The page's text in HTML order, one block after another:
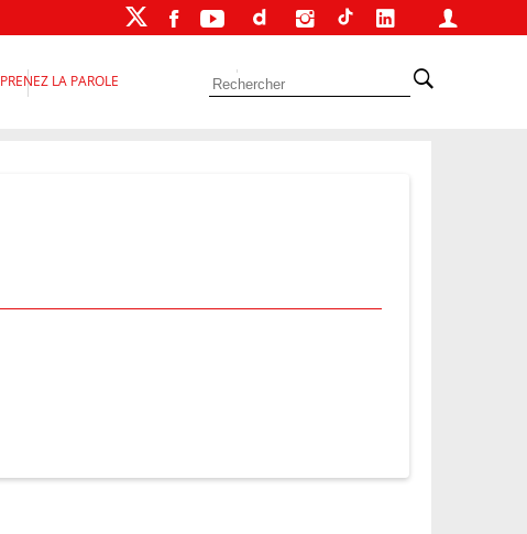
PRENEZ LA PAROLE